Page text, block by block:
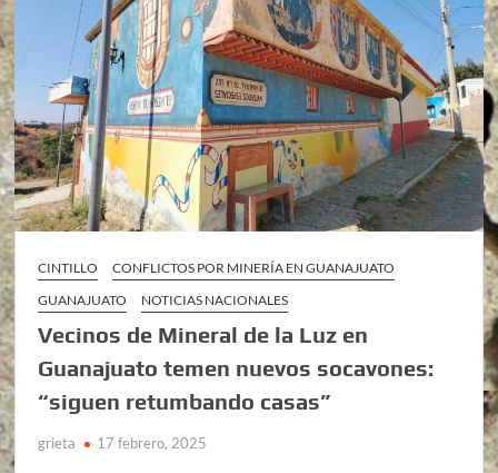
CINTILLO
CONFLICTOS POR MINERÍA EN GUANAJUATO
GUANAJUATO
NOTICIAS NACIONALES
Vecinos de Mineral de la Luz en
Guanajuato temen nuevos socavones:
“siguen retumbando casas”
grieta 17 febrero, 2025